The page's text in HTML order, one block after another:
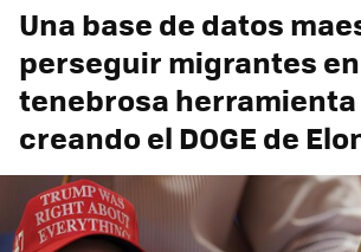
Una base de datos
perseguir migrantes en
tenebrosa
creando el DOGE de